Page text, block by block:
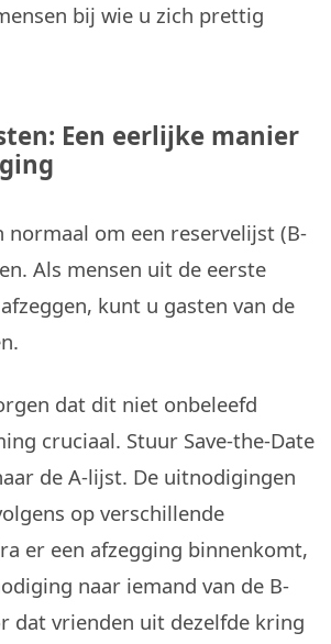
bij wie u zich prettig
Een eerlijke manier
normaal om een reservelijst (B-
Als mensen uit de eerste
kunt u gasten van de
dat dit niet onbeleefd
cruciaal. Stuur Save-the-Date
de A-lijst. De uitnodigingen
op verschillende
er een afzegging binnenkomt,
naar iemand van de B-
dat vrienden uit dezelfde kring